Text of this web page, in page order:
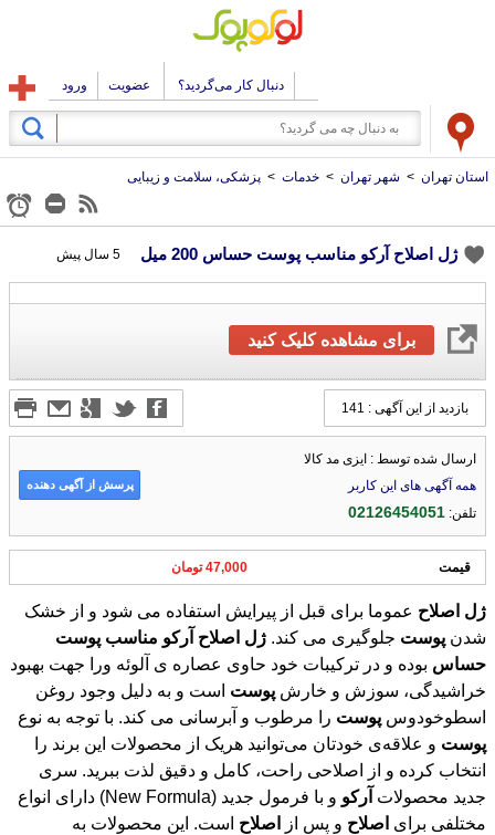
دنبال کار می‌گردید؟ عضویت ورود
استان تهران > شهر تهران > خدمات > پزشکی، سلامت و زیبایی
ژل اصلاح آرکو مناسب پوست حساس 200 میل 5 سال پیش
برای مشاهده کلیک کنید
بازدید از این آگهی : 141
ارسال شده توسط : ایزی مد کالا
همه آگهی های این کاربر
تلفن:02126454051
پرسش از آگهی دهنده
قیمت 47,000 تومان
ژل اصلاح عموما برای قبل از پیرایش استفاده می شود و از خشک
شدن پوست جلوگیری می کند. ژل اصلاح آرکو مناسب پوست
حساس بوده و در ترکیبات خود حاوی عصاره ی آلوئه ورا جهت بهبود
خراشیدگی، سوزش و خارش پوست است و به دلیل وجود روغن
اسطوخودوس پوست را مرطوب و آبرسانی می کند. با توجه به نوع
پوست و علاقه‌ی خودتان می‌توانید هریک از محصولات این برند را
انتخاب کرده و از اصلاحی راحت، کامل و دقیق لذت ببرید. سری
جدید محصولات آرکو
و با فرمول جدید (New Formula) دارای انواع
مختلفی برای اصلاح و پس از اصلاح است. این محصولات به